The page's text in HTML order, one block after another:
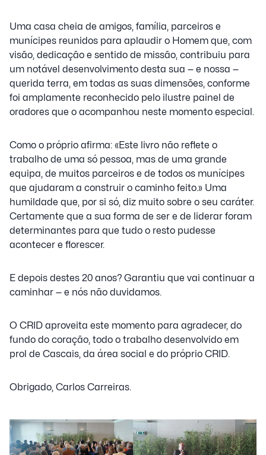
Uma casa cheia de amigos, família, parceiros e
munícipes reunidos para aplaudir o Homem que, com
visão, dedicação e sentido de missão, contribuiu para
um notável desenvolvimento desta sua — e nossa —
querida terra, em todas as suas dimensões, conforme
foi amplamente reconhecido pelo ilustre painel de
oradores que o acompanhou neste momento especial.
Como o próprio afirma: «Este livro não reflete o
trabalho de uma só pessoa, mas de uma grande
equipa, de muitos parceiros e de todos os munícipes
que ajudaram a construir o caminho feito.» Uma
humildade que, por si só, diz muito sobre o seu caráter.
Certamente que a sua forma de ser e de liderar foram
determinantes para que tudo o resto pudesse
acontecer e florescer.
E depois destes 20 anos? Garantiu que vai continuar a
caminhar — e nós não duvidamos.
O CRID aproveita este momento para agradecer, do
fundo do coração, todo o trabalho desenvolvido em
prol de Cascais, da área social e do próprio CRID.
Obrigado, Carlos Carreiras.